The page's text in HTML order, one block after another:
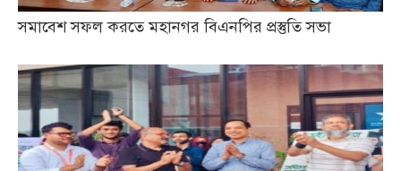
সমাবেশ সফল করতে মহানগর বিএনপির প্রস্তুতি সভা